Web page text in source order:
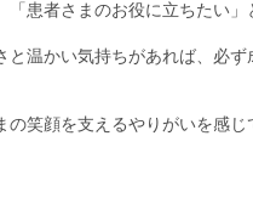
患者さまのお役に立ちたい」
温かい気持ちがあれば、必ず
笑顔を支えるやりがいを感じ